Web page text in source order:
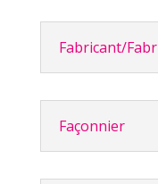
Fabricant/
Façonnier